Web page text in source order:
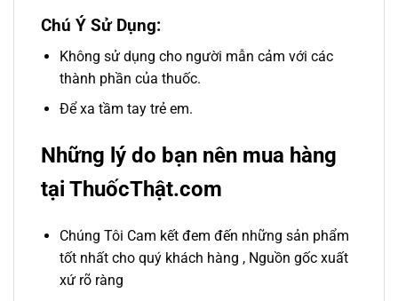
Chú Ý Sử Dụng:
Không sử dụng cho người mẫn cảm với các
thành phần của thuốc.
Để xa tầm tay trẻ em.
Những lý do bạn nên mua hàng
tại ThuốcThật.com
Chúng Tôi Cam kết đem đến những sản phẩm
tốt nhất cho quý khách hàng , Nguồn gốc xuất
xứ rõ ràng